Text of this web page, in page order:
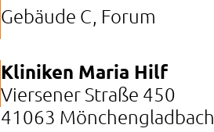
Gebäude C, Forum
Kliniken Maria Hilf
Viersener Straße 450
41063 Mönchengladbach